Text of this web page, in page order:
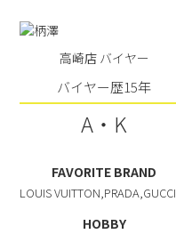
高崎店 バイヤー
バイヤー歴15年
A・K
FAVORITE BRAND
LOUIS VUITTON,PRADA,GUCCI
HOBBY